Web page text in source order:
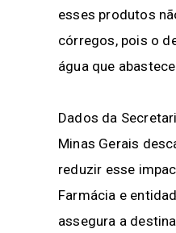
esses produtos
córregos, pois o
água que
Dados da
Minas Gerais
reduzir esse
Farmácia e
assegura a